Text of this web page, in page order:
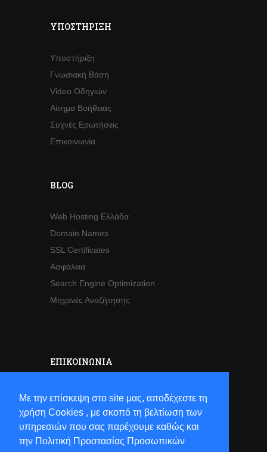
Με την επίσκεψη στο site μας, αποδέχεστε τη
χρήση Cookies , με σκοπό τη βελτίωση των
υπηρεσιών που σας παρέχουμε καθώς και
την Πολιτική Προστασίας Προσωπικών
ΥΠΟΣΤΉΡΙΞΗ
Υποστήριξη
Γνωσιακή Βάση
Video Οδηγιών
Αίτημα Βοήθειας
Συχνές Ερωτήσεις
Επικοινωνία
BLOG
Web Hosting Ελλάδα
Domain Names
SSL Certificates
Ασφάλεια
Search Engine Optimization
Μηχανές Αναζήτησης
ΕΠΙΚΟΙΝΩΝΊΑ
Τηλ: +30 2821063941
Email:sales[at]hostsun[dot]com